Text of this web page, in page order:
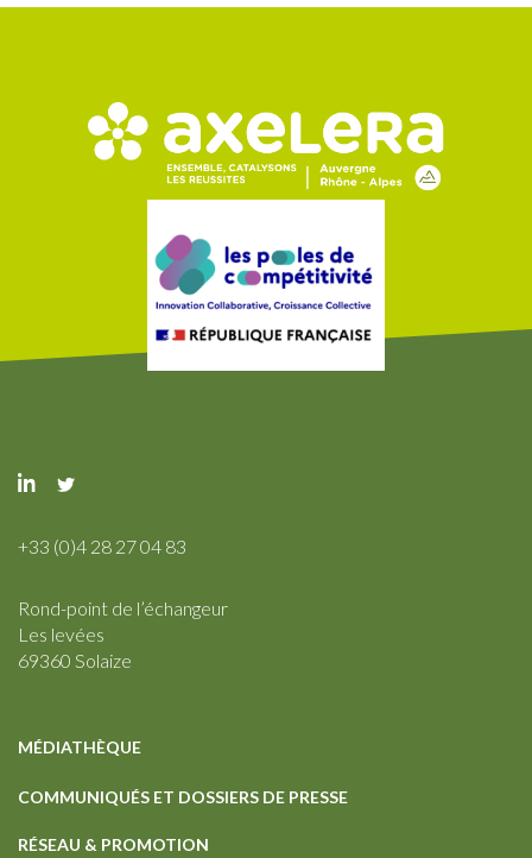
+33 (0)4 28 27 04 83
Rond-point de l’échangeur
Les levées
69360 Solaize
MÉDIATHÈQUE
COMMUNIQUÉS ET DOSSIERS DE PRESSE
RÉSEAU & PROMOTION